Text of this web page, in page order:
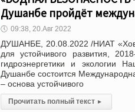
Душанбе пройдёт
🕔 09:38, 20.Авг 2022
ДУШАНБЕ, 20.08.2022 /НИАТ
для устойчивого развития,
гидроэнергетики и экологии
Душанбе состоится
– основа устойчивого
Прочитать полный текст ▸